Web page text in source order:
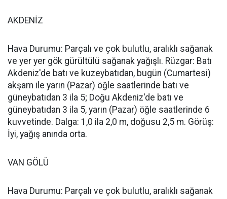
AKDENİZ
Hava Durumu: Parçalı ve çok bulutlu, aralıklı sağanak
ve yer yer gök gürültülü sağanak yağışlı. Rüzgar: Batı
Akdeniz'de batı ve kuzeybatıdan, bugün (Cumartesi)
akşam ile yarın (Pazar) öğle saatlerinde batı ve
güneybatıdan 3 ila 5; Doğu Akdeniz'de batı ve
güneybatıdan 3 ila 5, yarın (Pazar) öğle saatlerinde 6
kuvvetinde. Dalga: 1,0 ila 2,0 m, doğusu 2,5 m. Görüş:
İyi, yağış anında orta.
VAN GÖLÜ
Hava Durumu: Parçalı ve çok bulutlu, aralıklı sağanak